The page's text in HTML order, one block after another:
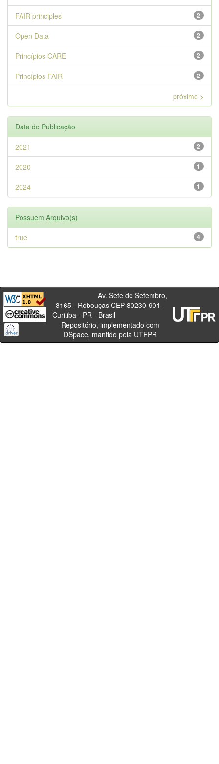
2
FAIR principles
2
Open Data
2
Princípios CARE
2
Princípios FAIR
próximo >
Data de Publicação
2
2021
1
2020
1
2024
Possuem Arquivo(s)
4
true
Av. Sete de Setembro,
3165 - Rebouças CEP 80230-901 -
Curitiba - PR - Brasil
Repositório, implementado com
DSpace, mantido pela UTFPR